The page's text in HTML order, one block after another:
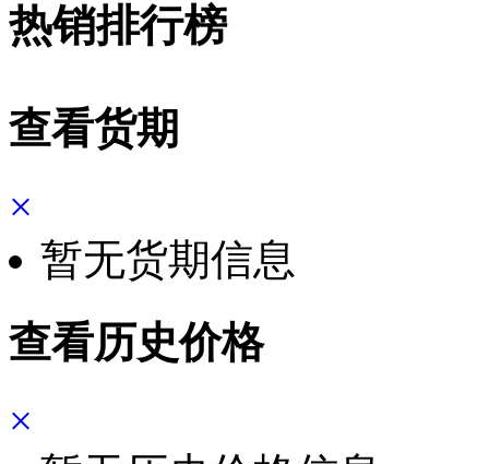
热销排行榜
查看货期
×
暂无货期信息
查看历史价格
×